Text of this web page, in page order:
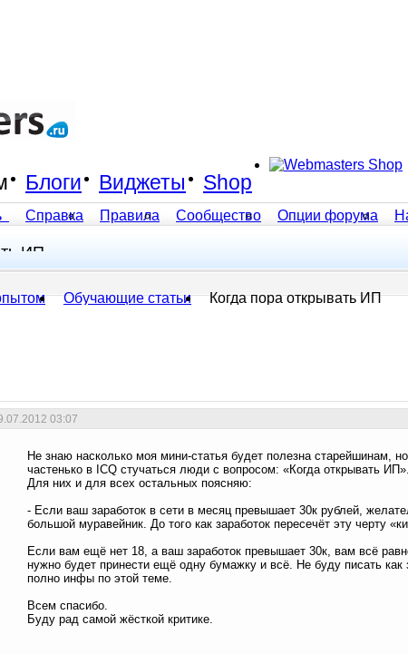
Справка Правила Сообщество Опции форума
Блоги Виджеты Shop
Обучающие статьи Когда пора открывать ИП
ИП
03:07
Не знаю насколько моя мини-статья будет полезна старейшинам,
частенько в ICQ стучаться люди с вопросом: «Когда открывать ИП».
Для них и для всех остальных поясняю:
- Если ваш заработок в сети в месяц превышает 30к рублей,
большой муравейник. До того как заработок пересечёт эту черту
Если вам ещё нет 18, а ваш заработок превышает 30к, вам всё
нужно будет принести ещё одну бумажку и всё. Не буду писать как
полно инфы по этой теме.
Всем спасибо.
Буду рад самой жёсткой критике.